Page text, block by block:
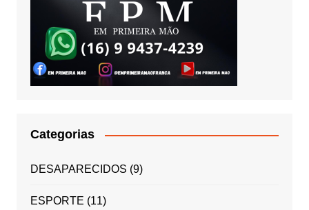
Categorias
DESAPARECIDOS (9)
ESPORTE (11)